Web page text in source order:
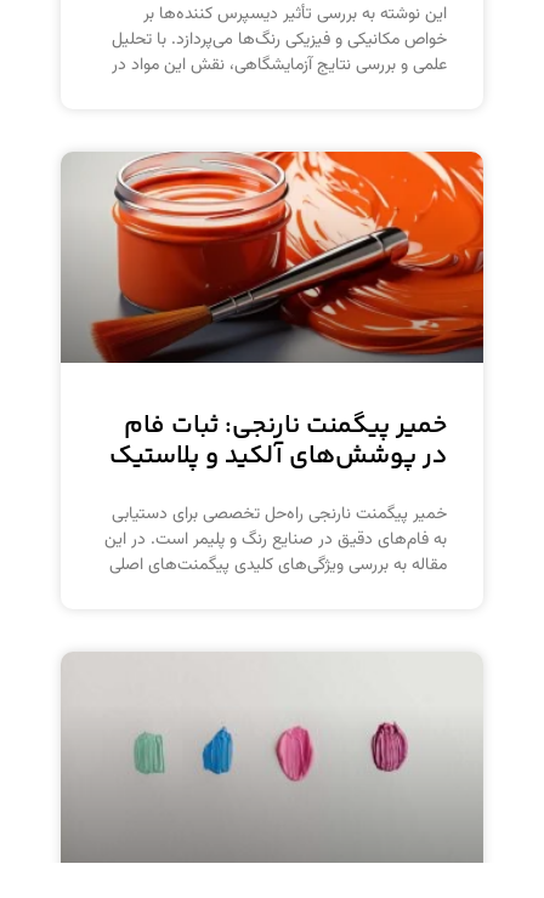
این نوشته به بررسی تأثیر دیسپرس کننده‌ها بر
خواص مکانیکی و فیزیکی رنگ‌ها می‌پردازد. با تحلیل
علمی و بررسی نتایج آزمایشگاهی، نقش این مواد در
خمیر پیگمنت نارنجی: ثبات فام
در پوشش‌های آلکید و پلاستیک
خمیر پیگمنت نارنجی راه‌حل تخصصی برای دستیابی
به فام‌های دقیق در صنایع رنگ و پلیمر است. در این
مقاله به بررسی ویژگی‌های کلیدی پیگمنت‌های اصلی